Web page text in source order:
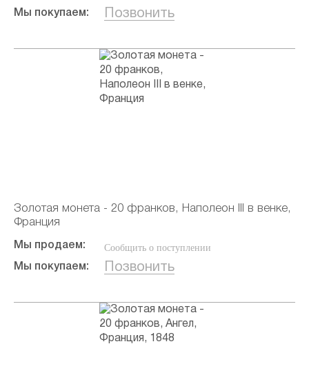
Мы покупаем: Позвонить
Золотая монета - 20 франков, Наполеон III в венке,
Франция
Мы продаем: Сообщить о поступлении
Мы покупаем: Позвонить